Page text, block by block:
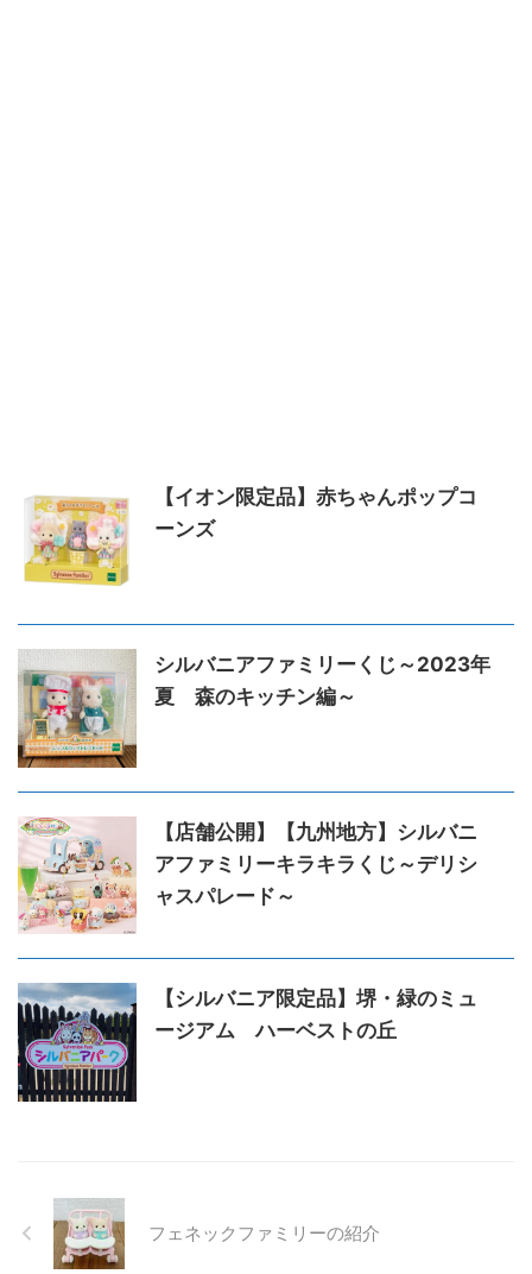
【イオン限定品】赤ちゃんポップコ
ーンズ
シルバニアファミリーくじ～2023年
夏 森のキッチン編～
【店舗公開】【九州地方】シルバニ
アファミリーキラキラくじ～デリシ
ャスパレード～
【シルバニア限定品】堺・緑のミュ
ージアム ハーベストの丘
フェネックファミリーの紹介